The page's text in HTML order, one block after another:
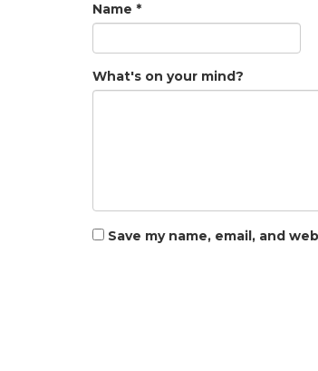
Name *
What's on your mind?
Save my name, email, and